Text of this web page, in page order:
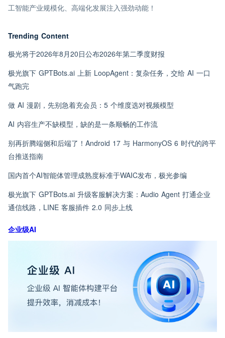
工智能产业规模化、高端化发展注入强劲动能！
Trending Content
极光将于2026年8月20日公布2026年第二季度财报
极光旗下 GPTBots.ai 上新 LoopAgent：复杂任务，交给 AI 一口
气跑完
做 AI 漫剧，先别急着充会员：5 个维度选对视频模型
AI 内容生产不缺模型，缺的是一条顺畅的工作流
别再折腾端侧和后端了！Android 17 与 HarmonyOS 6 时代的跨平
台推送指南
国内首个AI智能体管理成熟度标准于WAIC发布，极光参编
极光旗下 GPTBots.ai 升级客服解决方案：Audio Agent 打通企业
通信线路，LINE 客服插件 2.0 同步上线
企业级AI